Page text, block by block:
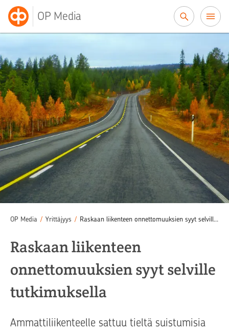
OP Media
OP Media / Yrittäjyys / Raskaan liikenteen onnettomuuksien syyt selville tutkimuksella
Raskaan liikenteen
onnettomuuksien syyt selville
tutkimuksella
Ammattiliikenteelle sattuu tieltä suistumisia